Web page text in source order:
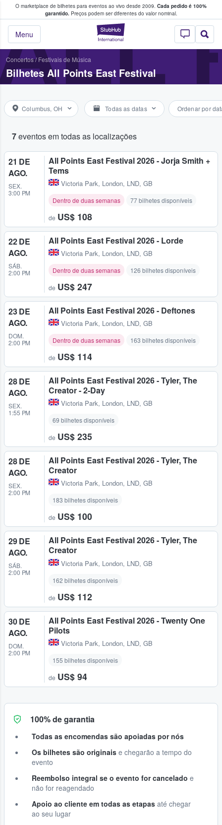
O marketplace de bilhetes para eventos ao vivo desde 2009. Cada pedido é 100%
garantido.Preços podem ser diferentes do valor nominal.
StubHub – onde
Menu
fãs compram e vendem bilhetes
Concertos/ Festivais de Música
Bilhetes All Points East Festival
Columbus, OH Todas as datas Ordenar por
7eventos em todas as localizações
21 DE
AGO.
SEX.
3:00 PM
All Points East Festival 2026 - Jorja Smith +
Tems
Victoria Park, London, LND, GB
Dentro de duas semanas 77 bilhetes disponíveis
de US$ 108
22 DE
AGO.
SÁB.
2:00 PM
All Points East Festival 2026 - Lorde
Victoria Park, London, LND, GB
Dentro de duas semanas 126 bilhetes disponíveis
de US$ 247
23 DE
AGO.
DOM.
2:00 PM
All Points East Festival 2026 - Deftones
Victoria Park, London, LND, GB
Dentro de duas semanas 163 bilhetes disponíveis
de US$ 114
28 DE
AGO.
SEX.
1:55 PM
All Points East Festival 2026 - Tyler, The
Creator - 2-Day
Victoria Park, London, LND, GB
69 bilhetes disponíveis
de US$ 235
28 DE
AGO.
SEX.
2:00 PM
All Points East Festival 2026 - Tyler, The
Creator
Victoria Park, London, LND, GB
183 bilhetes disponíveis
de US$ 100
29 DE
AGO.
SÁB.
2:00 PM
All Points East Festival 2026 - Tyler, The
Creator
Victoria Park, London, LND, GB
162 bilhetes disponíveis
de US$ 112
30 DE
AGO.
DOM.
2:00 PM
All Points East Festival 2026 - Twenty One
Pilots
Victoria Park, London, LND, GB
155 bilhetes disponíveis
de US$ 94
100% de garantia
Todas as encomendas são apoiadas por nós
Os bilhetes são originais e chegarão a tempo do
evento
Reembolso integral se o evento for cancelado e
não for reagendado
Apoio ao cliente em todas as etapas até chegar
ao seu lugar